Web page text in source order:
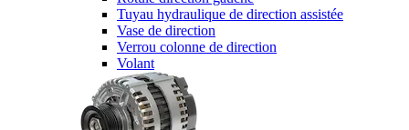
Tuyau hydraulique de direction assistée
Vase de direction
Verrou colonne de direction
Volant